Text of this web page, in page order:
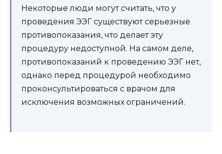
Некоторые люди могут считать, что у
проведения ЭЭГ существуют серьезные
противопоказания, что делает эту
процедуру недоступной. На самом деле,
противопоказаний к проведению ЭЭГ нет,
однако перед процедурой необходимо
проконсультироваться с врачом для
исключения возможных ограничений.